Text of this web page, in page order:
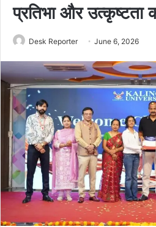
प्रतिभा और
Desk Reporter June 6, 2026